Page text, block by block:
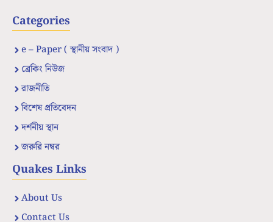
Categories
e – Paper ( স্থানীয় সংবাদ )
ব্রেকিং নিউজ
রাজনীতি
বিশেষ প্রতিবেদন
দর্শনীয় স্থান
জরুরি নম্বর
Quakes Links
About Us
Contact Us